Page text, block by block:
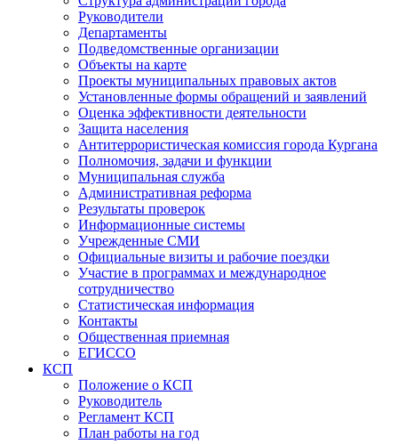
Руководители
Департаменты
Подведомственные организации
Объекты на карте
Проекты муниципальных правовых актов
Установленные формы обращений и заявлений
Оценка эффективности деятельности
Защита населения
Антитеррористическая комиссия города Кургана
Полномочия, задачи и функции
Муниципальная служба
Административная реформа
Результаты проверок
Информационные системы
Учрежденные СМИ
Официальные визиты и рабочие поездки
Участие в программах и международное
сотрудничество
Статистическая информация
Контакты
Общественная приемная
ЕГИССО
КСП
Положение о КСП
Руководитель
Регламент КСП
План работы на год